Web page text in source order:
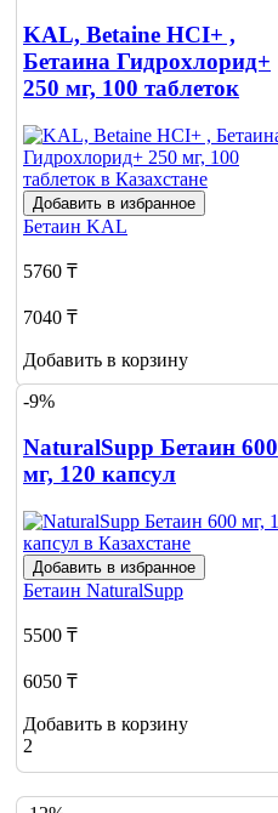
KAL, Betaine HCI+ ,
Бетаина Гидрохлорид+
250 мг, 100 таблеток
Добавить в избранное
Бетаин KAL
5760 ₸
7040 ₸
Добавить в корзину
-9%
NaturalSupp Бетаин 600
мг, 120 капсул
Добавить в избранное
Бетаин NaturalSupp
5500 ₸
6050 ₸
Добавить в корзину
2